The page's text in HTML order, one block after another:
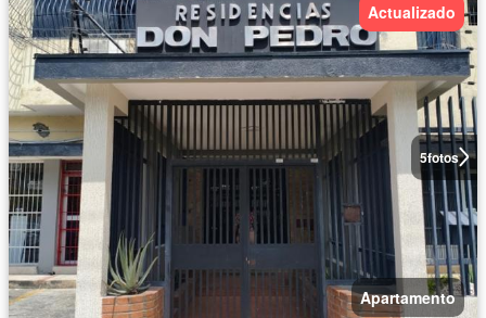
5fotos
Actualizado
Apartamento